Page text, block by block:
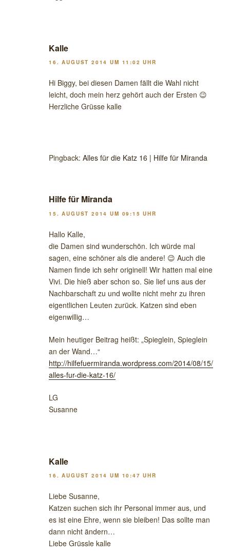
Kalle
16. AUGUST 2014 UM 11:02 UHR
Hi Biggy, bei diesen Damen fällt die Wahl nicht
leicht, doch mein herz gehört auch der Ersten 😉
Herzliche Grüsse kalle
Pingback: Alles für die Katz 16 | Hilfe für Miranda
Hilfe für Miranda
15. AUGUST 2014 UM 09:15 UHR
Hallo Kalle,
die Damen sind wunderschön. Ich würde mal
sagen, eine schöner als die andere! 😉 Auch die
Namen finde ich sehr originell! Wir hatten mal eine
Vivi. Die hieß aber schon so. Sie lief uns aus der
Nachbarschaft zu und wollte nicht mehr zu ihren
eigentlichen Leuten zurück. Katzen sind eben
eigenwillig…
Mein heutiger Beitrag heißt: „Spieglein, Spieglein
an der Wand…“
http://hilfefuermiranda.wordpress.com/2014/08/15/
alles-fur-die-katz-16/
LG
Susanne
Kalle
16. AUGUST 2014 UM 10:47 UHR
Liebe Susanne,
Katzen suchen sich ihr Personal immer aus, und
es ist eine Ehre, wenn sie bleiben! Das sollte man
dann nicht ändern…
Liebe Grüssle kalle